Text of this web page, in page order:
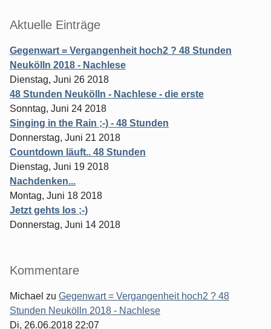
Aktuelle Einträge
Gegenwart = Vergangenheit hoch2 ? 48 Stunden
Neukölln 2018 - Nachlese
Dienstag, Juni 26 2018
48 Stunden Neukölln - Nachlese - die erste
Sonntag, Juni 24 2018
Singing in the Rain ;-) - 48 Stunden
Donnerstag, Juni 21 2018
Countdown läuft.. 48 Stunden
Dienstag, Juni 19 2018
Nachdenken...
Montag, Juni 18 2018
Jetzt gehts los ;-)
Donnerstag, Juni 14 2018
Kommentare
Michael zu Gegenwart = Vergangenheit hoch2 ? 48
Stunden Neukölln 2018 - Nachlese
Di, 26.06.2018 22:07